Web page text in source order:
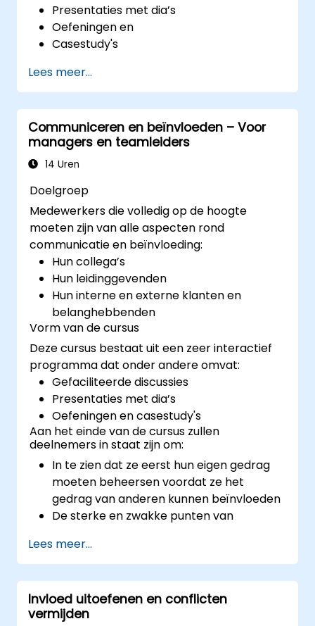
Presentaties met dia’s
Oefeningen en
Casestudy's
Lees meer...
Communiceren en beïnvloeden – Voor
managers en teamleiders
14 Uren
Doelgroep
Medewerkers die volledig op de hoogte
moeten zijn van alle aspecten rond
communicatie en beïnvloeding:
Hun collega’s
Hun leidinggevenden
Hun interne en externe klanten en
belanghebbenden
Vorm van de cursus
Deze cursus bestaat uit een zeer interactief
programma dat onder andere omvat:
Gefaciliteerde discussies
Presentaties met dia’s
Oefeningen en casestudy's
Aan het einde van de cursus zullen
deelnemers in staat zijn om:
In te zien dat ze eerst hun eigen gedrag
moeten beheersen voordat ze het
gedrag van anderen kunnen beïnvloeden
De sterke en zwakke punten van
begrijpen
Hun interne en externe klanten en
belanghebbenden effectief te managen
Aan te geven hoe ze moeilijke situaties op
de werkvloer kunnen aanpakken
Lees meer...
Invloed uitoefenen en conflicten
vermijden